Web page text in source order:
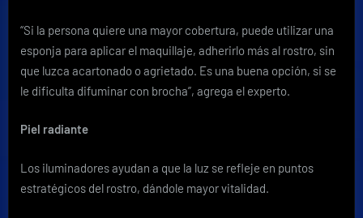
“Si la persona quiere una mayor cobertura, puede utilizar una
esponja para aplicar el maquillaje, adherirlo más al rostro, sin
que luzca acartonado o agrietado. Es una buena opción, si se
le dificulta difuminar con brocha”, agrega el experto.
Piel radiante
Los iluminadores ayudan a que la luz se refleje en puntos
estratégicos del rostro, dándole mayor vitalidad.